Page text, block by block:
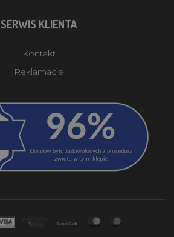
SERWIS KLIENTA
Kontakt
Reklamacje